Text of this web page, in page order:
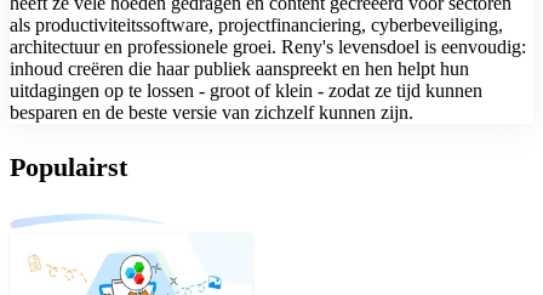
als productiviteitssoftware, projectfinanciering, cyberbeveiliging,
architectuur en professionele groei. Reny's levensdoel is eenvoudig:
inhoud creëren die haar publiek aanspreekt en hen helpt hun
uitdagingen op te lossen - groot of klein - zodat ze tijd kunnen
besparen en de beste versie van zichzelf kunnen zijn.
Populairst